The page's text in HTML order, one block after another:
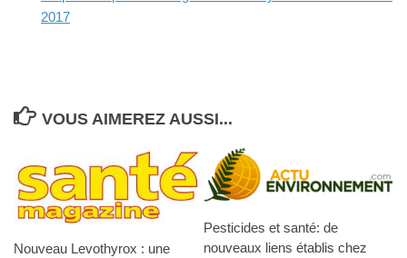
2017
VOUS AIMEREZ AUSSI...
Nouveau Levothyrox : une
Pesticides et santé: de
nouveaux liens établis chez